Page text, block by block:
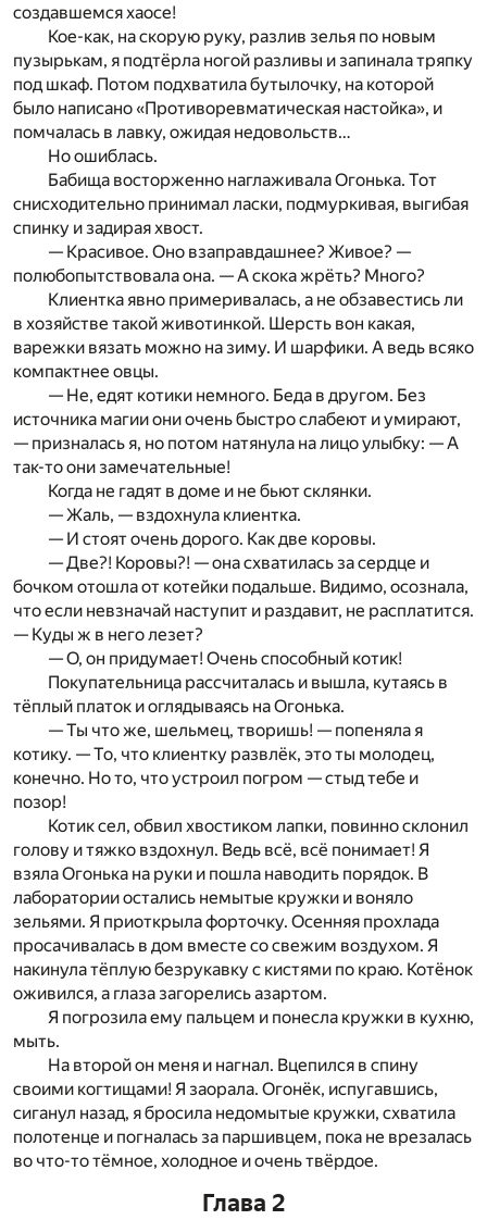
создавшемся хаосе!
Кое-как, на скорую руку, разлив зелья по новым
пузырькам, я подтёрла ногой разливы и запинала тряпку
под шкаф. Потом подхватила бутылочку, на которой
было написано «Противоревматическая настойка», и
помчалась в лавку, ожидая недовольств…
Но ошиблась.
Бабища восторженно наглаживала Огонька. Тот
снисходительно принимал ласки, подмуркивая, выгибая
спинку и задирая хвост.
— Красивое. Оно взаправдашнее? Живое? —
полюбопытствовала она. — А скока жрёть? Много?
Клиентка явно примеривалась, а не обзавестись ли
в хозяйстве такой животинкой. Шерсть вон какая,
варежки вязать можно на зиму. И шарфики. А ведь всяко
компактнее овцы.
— Не, едят котики немного. Беда в другом. Без
источника магии они очень быстро слабеют и умирают,
— призналась я, но потом натянула на лицо улыбку: — А
так-то они замечательные!
Когда не гадят в доме и не бьют склянки.
— Жаль, — вздохнула клиентка.
— И стоят очень дорого. Как две коровы.
— Две?! Коровы?! — она схватилась за сердце и
бочком отошла от котейки подальше. Видимо, осознала,
что если невзначай наступит и раздавит, не расплатится.
— Куды ж в него лезет?
— О, он придумает! Очень способный котик!
Покупательница рассчиталась и вышла, кутаясь в
тёплый платок и оглядываясь на Огонька.
— Ты что же, шельмец, творишь! — попеняла я
котику. — То, что клиентку развлёк, это ты молодец,
конечно. Но то, что устроил погром — стыд тебе и
позор!
Котик сел, обвил хвостиком лапки, повинно склонил
голову и тяжко вздохнул. Ведь всё, всё понимает! Я
взяла Огонька на руки и пошла наводить порядок. В
лаборатории остались немытые кружки и воняло
зельями. Я приоткрыла форточку. Осенняя прохлада
просачивалась в дом вместе со свежим воздухом. Я
накинула тёплую безрукавку с кистями по краю. Котёнок
оживился, а глаза загорелись азартом.
Я погрозила ему пальцем и понесла кружки в кухню,
мыть.
На второй он меня и нагнал. Вцепился в спину
своими когтищами! Я заорала. Огонёк, испугавшись,
сиганул назад, я бросила недомытые кружки, схватила
полотенце и погналась за паршивцем, пока не врезалась
во что-то тёмное, холодное и очень твёрдое.
Глава 2